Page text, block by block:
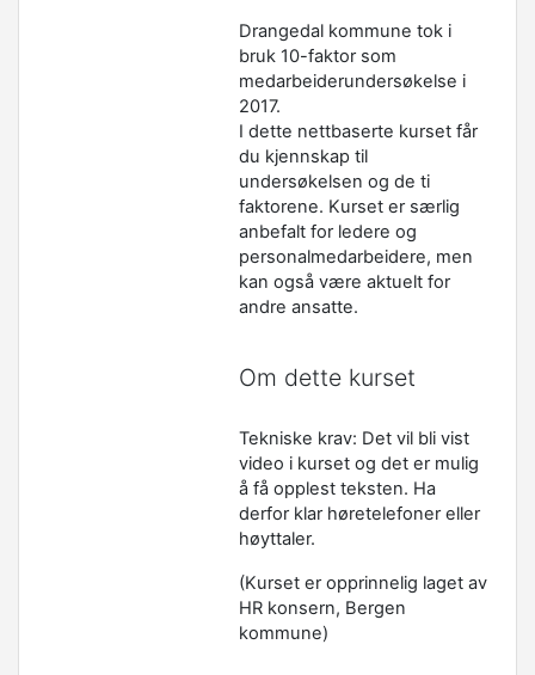
Drangedal kommune tok i
bruk 10-faktor som
medarbeiderundersøkelse i
2017.
I dette nettbaserte kurset får
du kjennskap til
undersøkelsen og de ti
faktorene. Kurset er særlig
anbefalt for ledere og
personalmedarbeidere, men
kan også være aktuelt for
andre ansatte.
Om dette kurset
Tekniske krav: Det vil bli vist
video i kurset og det er mulig
å få opplest teksten. Ha
derfor klar høretelefoner eller
høyttaler.
(Kurset er opprinnelig laget av
HR konsern, Bergen
kommune)